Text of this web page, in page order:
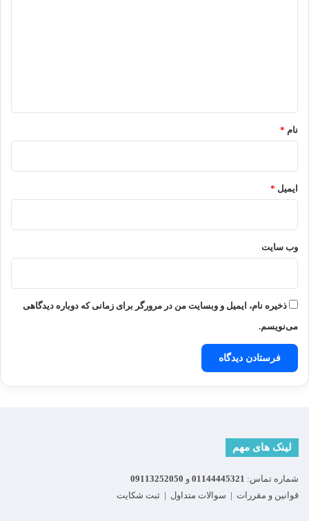
نام *
ایمیل *
وب‌ سایت
ذخیره نام، ایمیل و وبسایت من در مرورگر برای زمانی که دوباره دیدگاهی
می‌نویسم.
لینک های مهم
شماره تماس: 01144445321 و 09113252050
قوانین و مقررات | سوالات متداول | ثبت شکایت